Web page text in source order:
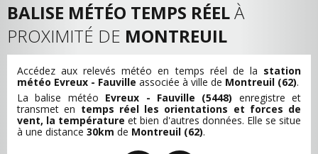
BALISE MÉTÉO TEMPS RÉELÀ
PROXIMITÉ DE MONTREUIL
Accédez aux relevés météo en temps réel de la station
météo Evreux - Fauville associée à ville de Montreuil (62).
La balise météo Evreux - Fauville (5448) enregistre et
transmet en temps réel les orientations et forces de
vent, la température et bien d'autres données. Elle se situe
à une distance 30km de Montreuil (62).